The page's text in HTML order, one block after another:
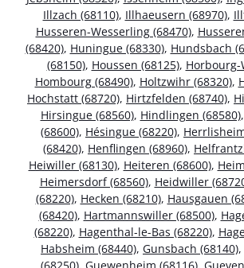
Illzach (68110), Illhaeusern (68970),
Husseren-Wesserling (68470),
(68420), Huningue (68330), Hundsbach
(68150), Houssen (68125), Horbourg-
Hombourg (68490), Holtzwihr (68320),
Hochstatt (68720), Hirtzfelden (68740),
Hirsingue (68560), Hindlingen (68580),
(68600), Hésingue (68220),
(68420), Henflingen (68960),
Heiwiller (68130), Heiteren (68600),
Heimersdorf (68560), Heidwiller
(68220), Hecken (68210), Hausgauen
(68420), Hartmannswiller (68500),
(68220), Hagenthal-le-Bas (68220),
Habsheim (68440), Gunsbach (68140),
(68250), Guewenheim (68116),